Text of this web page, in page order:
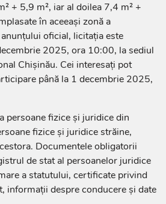
+ 5,9 m², iar al doilea 7,4 m² +
în aceeași zonă a
oficial, licitația este
2025, ora 10:00, la sediul
Chișinău. Cei interesați pot
până la 1 decembrie 2025,
persoane fizice și juridice din
fizice și juridice străine,
Documentele obligatorii
de stat al persoanelor juridice
a statutului, certificate privind
informații despre conducere și date